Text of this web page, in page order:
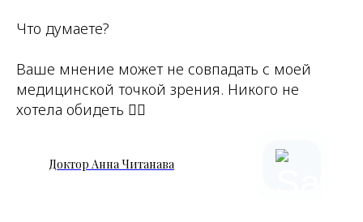
Что думаете?
Ваше мнение может не совпадать с моей
медицинской точкой зрения. Никого не
хотела обидеть 👌🏼
Доктор Анна Читанава